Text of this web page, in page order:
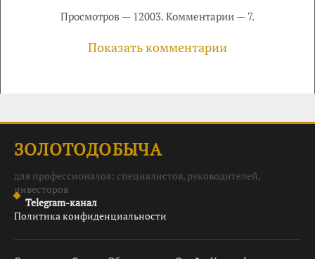
Просмотров — 12003. Комментарии — 7.
Показать комментарии
ЗОЛОТОДОБЫЧА
для профессионалов: специалистов, руководителей,
инвесторов
Telegram-канал
Политика конфиденциальности